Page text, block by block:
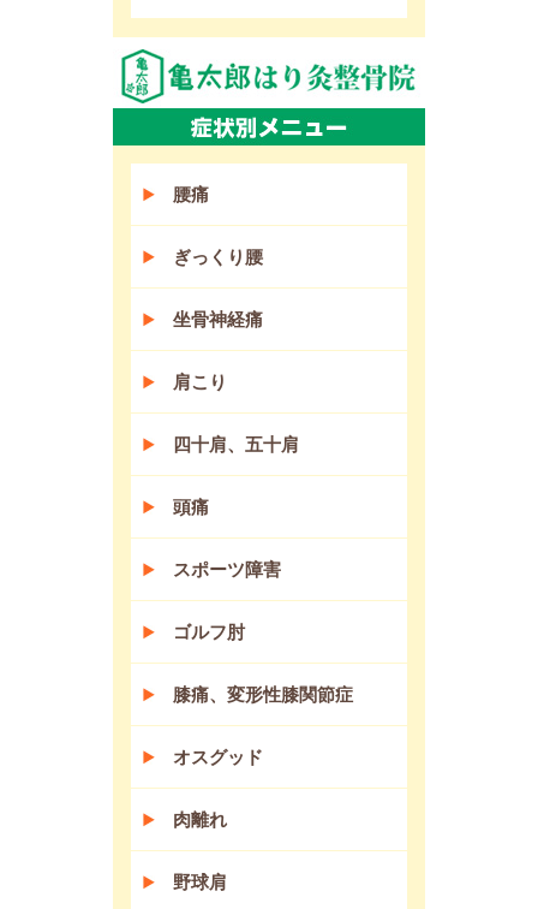
腰痛
ぎっくり腰
坐骨神経痛
肩こり
四十肩、五十肩
頭痛
スポーツ障害
ゴルフ肘
膝痛、変形性膝関節症
オスグッド
肉離れ
野球肩